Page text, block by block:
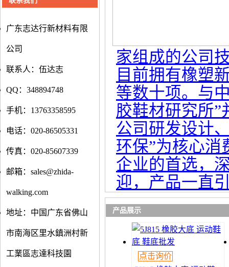
广东志达行新材料有限
公司
联系人：伍达志
QQ：348894748
手机：13763358595
电话：020-86505331
传真：020-85607339
邮箱：sales@zhida-
walking.com
地址：中国广东省佛山
市南海区里水鎮洲村新
工業區志達科技園
家组成的公司
目前拥有橡塑
等数十项。与
胶鞋材研究所”
公司研发设计
环保”为核心消
企业的首选，
迎，产品一直
产品展示
点击询价